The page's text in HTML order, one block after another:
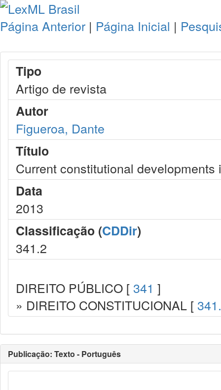
Página Anterior | Página Inicial |
Tipo
Artigo de revista
Autor
Figueroa, Dante
Título
Current constitutional developments
Data
2013
Classificação (CDDir)
341.2
DIREITO PÚBLICO [ 341 ]
» DIREITO CONSTITUCIONAL [
Publicação: Texto - Português